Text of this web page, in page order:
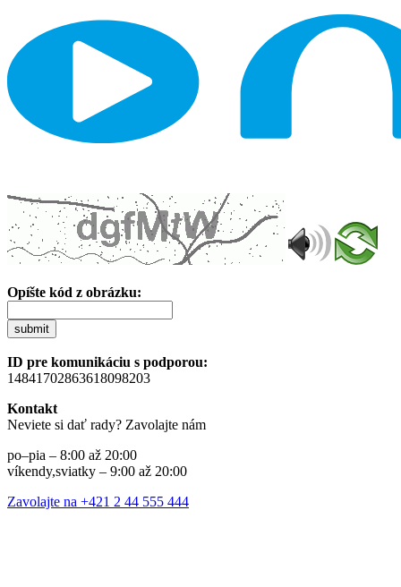
Opíšte kód z obrázku:
submit
ID pre komunikáciu s podporou:
14841702863618098203
Kontakt
Neviete si dať rady? Zavolajte nám
po–pia – 8:00 až 20:00
víkendy,sviatky – 9:00 až 20:00
Zavolajte na +421 2 44 555 444